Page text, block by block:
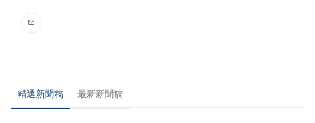
精選新聞稿 最新新聞稿